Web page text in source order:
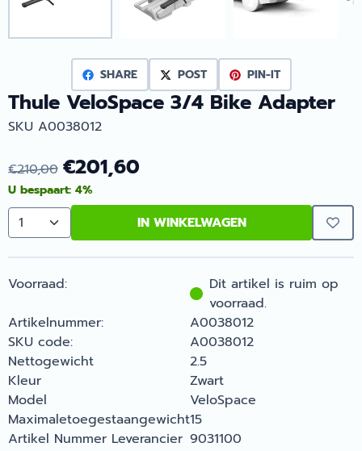
SHARE POST PIN-IT
Thule VeloSpace 3/4 Bike Adapter
SKU A0038012
€210,00 €201,60
U bespaart: 4%
Aantal IN WINKELWAGEN
Voorraad:
Dit artikel is ruim op
voorraad.
Artikelnummer:
A0038012
SKU code:
A0038012
Nettogewicht
2.5
Kleur
Zwart
Model
VeloSpace
Maximaletoegestaangewicht15
Artikel Nummer Leverancier 9031100